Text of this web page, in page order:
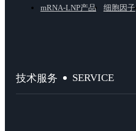
mRNA-LNP产品
细胞因子
技术服务 SERVICE